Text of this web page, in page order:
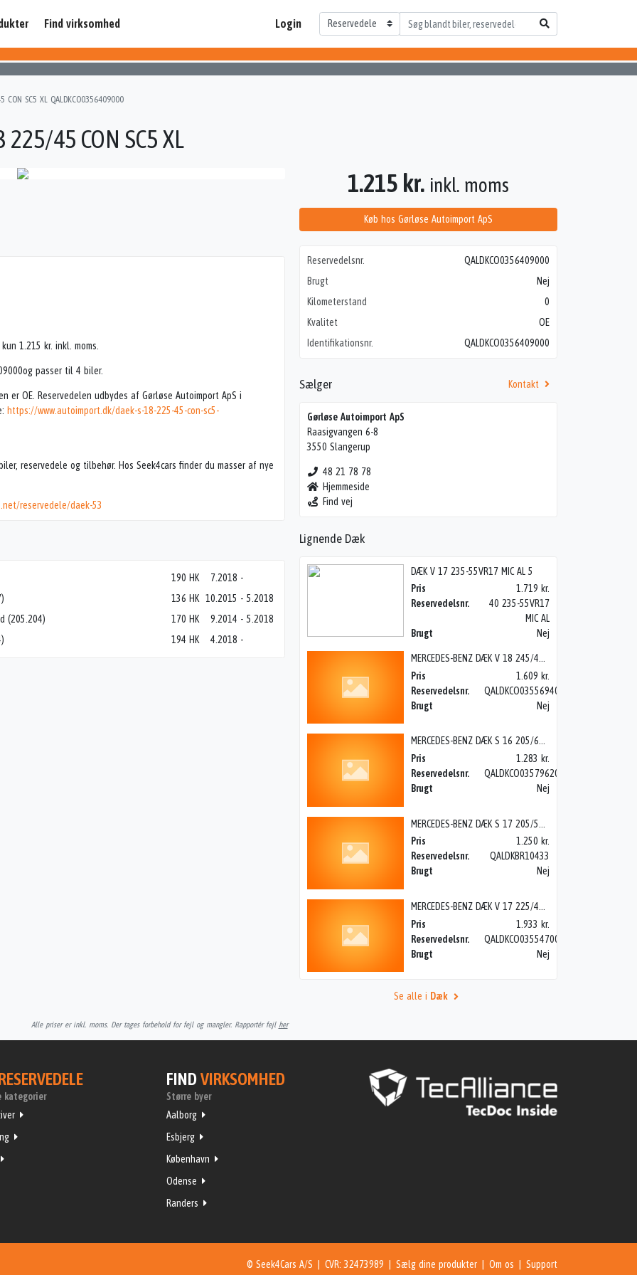
Find virksomhed Login
CON SC5 XL QALDKCO0356409000
1.215 kr. inkl. moms
Køb hos Gørløse Autoimport ApS
Reservedelsnr.
QALDKCO0356409000
Brugt
Nej
Kilometerstand
0
Kvalitet
OE
Identifikationsnr.
QALDKCO0356409000
Sælger Kontakt
Gørløse Autoimport ApS
Raasigvangen 6-8
3550 Slangerup
48 21 78 78
Hjemmeside
Find vej
Lignende Dæk
DÆK V 17 235-55VR17 MIC AL 5
Pris
1.719 kr.
Reservedelsnr.
40 235-55VR17
MIC AL
Brugt
Nej
MERCEDES-BENZ DÆK V 18 245/45R 18CON W870TS
Pris
1.609 kr.
Reservedelsnr.
QALDKCO0355694000
Brugt
Nej
MERCEDES-BENZ DÆK S 16 205/60VR CONTI ECOC5, C W205 14>
Pris
1.283 kr.
Reservedelsnr.
QALDKCO03579620000
Brugt
Nej
Pris
1.250 kr.
Reservedelsnr.
QALDKBR10433
Brugt
Nej
Pris
1.933 kr.
Reservedelsnr.
QALDKCO0355470000
Brugt
Nej
Se alle i Dæk
225/45 CON SC5 XL
kun 1.215 kr. inkl. moms.
passer til 4 biler.
er OE. Reservedelen udbydes af Gørløse Autoimport ApS i
https://www.autoimport.dk/daek-s-18-225-45-con-sc5-
reservedele og tilbehør. Hos Seek4cars finder du masser af nye
reservedele/daek-53
190 HK 7.2018 -
136 HK 10.2015 - 5.2018
d (205.204)
170 HK 9.2014 - 5.2018
194 HK 4.2018 -
Alle priser er inkl. moms. Der tages forbehold for fejl og mangler. Rapportér fejl her
kategorier
FINDVIRKSOMHED
Større byer
Aalborg
Esbjerg
København
Odense
Randers
© Seek4Cars A/S | CVR: 32473989 | Sælg dine produkter Om os Support